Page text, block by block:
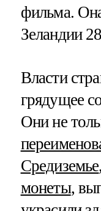
фильма.
Зеландии
Власти
грядущее
Они не
Средиземье
монеты,